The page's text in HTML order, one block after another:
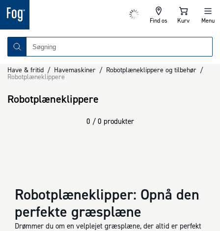
Find os Kurv Menu
Have & fritid / Havemaskiner / Robotplæneklippere og tilbehør /
Robotplæneklippere
Robotplæneklippere
0 / 0 produkter
Robotplæneklipper: Opnå den
perfekte græsplæne
Drømmer du om en velplejet græsplæne, der altid er perfekt